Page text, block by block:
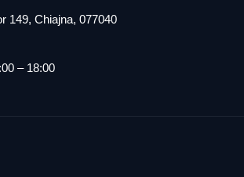
149, Chiajna, 077040
– 18:00